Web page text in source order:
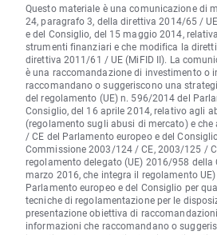
Questo materiale è una comunicazione di
24, paragrafo 3, della direttiva 2014/65 /
e del Consiglio, del 15 maggio 2014,
strumenti finanziari e che modifica la
direttiva 2011/61 / UE (MiFID II). La
è una raccomandazione di investimento o
raccomandano o suggeriscono una
del regolamento (UE) n. 596/2014 del
Consiglio, del 16 aprile 2014, relativo agli
(regolamento sugli abusi di mercato) e
/ CE del Parlamento europeo e del
Commissione 2003/124 / CE, 2003/125 /
regolamento delegato (UE) 2016/958 della
marzo 2016, che integra il regolamento
Parlamento europeo e del Consiglio per
tecniche di regolamentazione per le
presentazione obiettiva di
informazioni che raccomandano o